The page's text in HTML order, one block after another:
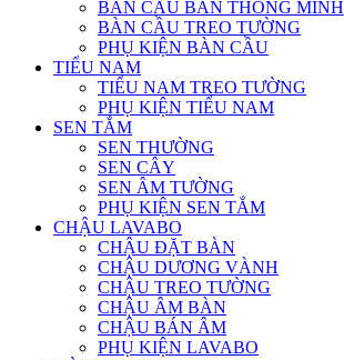
BÀN CẦU BÁN THÔNG MINH
BÀN CẦU TREO TƯỜNG
PHỤ KIỆN BÀN CẦU
TIỂU NAM
TIỂU NAM TREO TƯỜNG
PHỤ KIỆN TIỂU NAM
SEN TẮM
SEN THƯỜNG
SEN CÂY
SEN ÂM TƯỜNG
PHỤ KIỆN SEN TẮM
CHẬU LAVABO
CHẬU ĐẶT BÀN
CHẬU DƯƠNG VÀNH
CHẬU TREO TƯỜNG
CHẬU ÂM BÀN
CHẬU BÁN ÂM
PHỤ KIỆN LAVABO